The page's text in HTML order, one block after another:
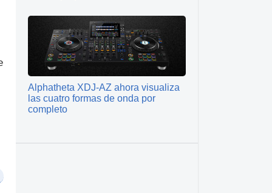
Alphatheta XDJ-AZ ahora visualiza
las cuatro formas de onda por
completo